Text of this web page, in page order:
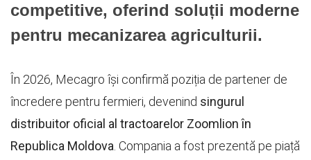
competitive, oferind soluții moderne
pentru mecanizarea agriculturii.
În 2026, Mecagro își confirmă poziția de partener de
încredere pentru fermieri, devenind singurul
distribuitor oficial al tractoarelor Zoomlion în
Republica Moldova . Compania a fost prezentă pe piață